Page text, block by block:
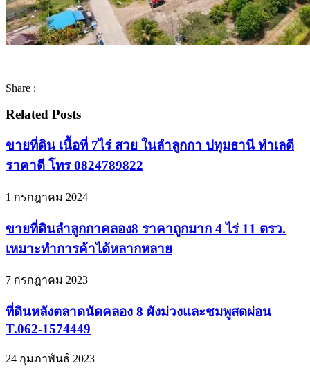
Share :
Related Posts
ขายที่ดิน เนื้อที่ 7ไร่ สวย ในลำลูกกา ปทุมธานี ทำเลดี
ราคาดี โทร 0824789822
1 กรกฎาคม 2024
ขายที่ดินลำลูกกาคลอง8 ราคาถูกมาก 4 ไร่ 11 ตรว.
เหมาะทำการค้าได้หลากหลาย
7 กรกฎาคม 2023
ที่ดินหลังตลาดนัดคลอง 8 ผังม่วงและชมพูสดผ่อน
T.062-1574449
24 กุมภาพันธ์ 2023